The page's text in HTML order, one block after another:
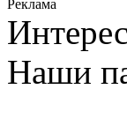
Реклама
Наши